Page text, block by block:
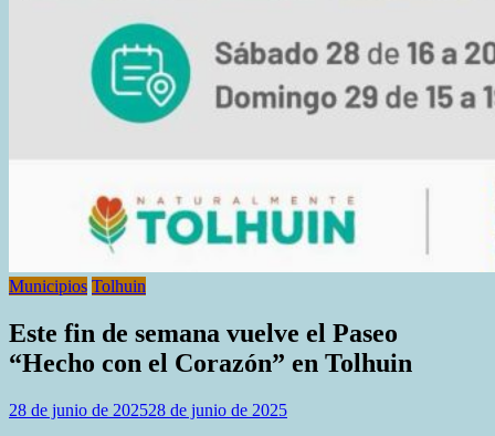
Municipios Tolhuin
Este fin de semana vuelve el Paseo
“Hecho con el Corazón” en Tolhuin
28 de junio de 202528 de junio de 2025